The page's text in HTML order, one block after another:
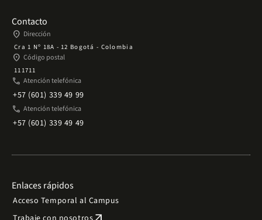
Contacto
place Dirección
Cra 1 Nº 18A - 12 Bogotá - Colombia
place Código postal
111711
phone Atención telefónica
+57 (601) 339 49 99
phone Atención telefónica
+57 (601) 339 49 49
Enlaces rápidos
Acceso Temporal al Campus